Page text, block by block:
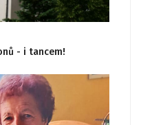
- i tancem!